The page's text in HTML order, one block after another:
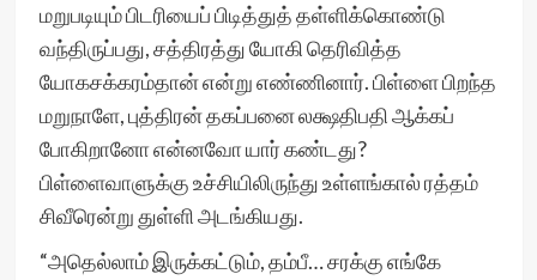
மறுபடியும் பிடரியைப் பிடித்துத் தள்ளிக்கொண்டு
வந்திருப்பது, சத்திரத்து யோகி தெரிவித்த
யோகசக்கரம்தான் என்று எண்ணினார். பிள்ளை பிறந்த
மறுநாளே, புத்திரன் தகப்பனை லக்ஷதிபதி ஆக்கப்
போகிறானோ என்னவோ யார் கண்டது?
பிள்ளைவாளுக்கு உச்சியிலிருந்து உள்ளங்கால் ரத்தம்
சிவீரென்று துள்ளி அடங்கியது.
“அதெல்லாம் இருக்கட்டும், தம்பீ… சரக்கு எங்கே